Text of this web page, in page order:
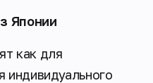
Японии
как для
индивидуального